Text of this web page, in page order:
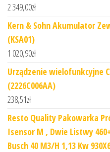
2 349,00zł
Kern & Sohn Akumulator
(KSA01)
1 020,90zł
Urządzenie wielofunkcyjne
(2226C006AA)
238,51zł
Resto Quality Pakowarka
Isensor M , Dwie Listwy
Busch 40 M3/H 1,13 Kw